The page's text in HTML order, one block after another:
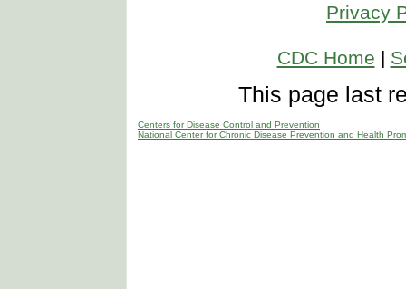
Privacy
CDC Home |
This page last
Centers for Disease Control and Prevention
National Center for Chronic Disease Prevention and Health